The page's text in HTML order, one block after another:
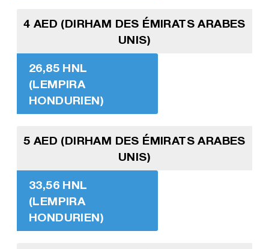
4 AED (DIRHAM DES ÉMIRATS ARABES
UNIS)
26,85 HNL
(LEMPIRA
HONDURIEN)
5 AED (DIRHAM DES ÉMIRATS ARABES
UNIS)
33,56 HNL
(LEMPIRA
HONDURIEN)